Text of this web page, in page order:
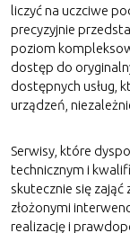
liczyć na uczciwe
precyzyjnie
poziom
dostęp do
dostępnych usług,
urządzeń,
Serwisy, które
technicznym i
skutecznie się
złożonymi
realizację i